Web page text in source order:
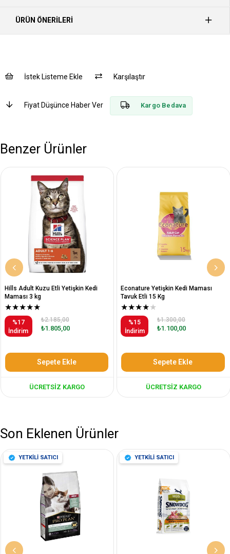
ÜRÜN ÖNERILERI
İstek Listeme Ekle Karşılaştır
Fiyat Düşünce Haber Ver Kargo Bedava
Benzer Ürünler
Hills Adult Kuzu Etli Yetişkin Kedi
Maması 3 kg
★★★★★
%17
İndirim
₺1.805,00
₺2.185,00
Sepete Ekle
ÜCRETSIZ KARGO
Econature Yetişkin Kedi Maması
Tavuk Etli 15 Kg
★★★★★
%15
İndirim
₺1.100,00
₺1.300,00
Sepete Ekle
ÜCRETSIZ KARGO
Son Eklenen Ürünler
YETKİLİ SATICI YETKİLİ SATICI